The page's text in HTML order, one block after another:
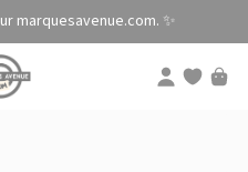
marquesavenue.com. ✨